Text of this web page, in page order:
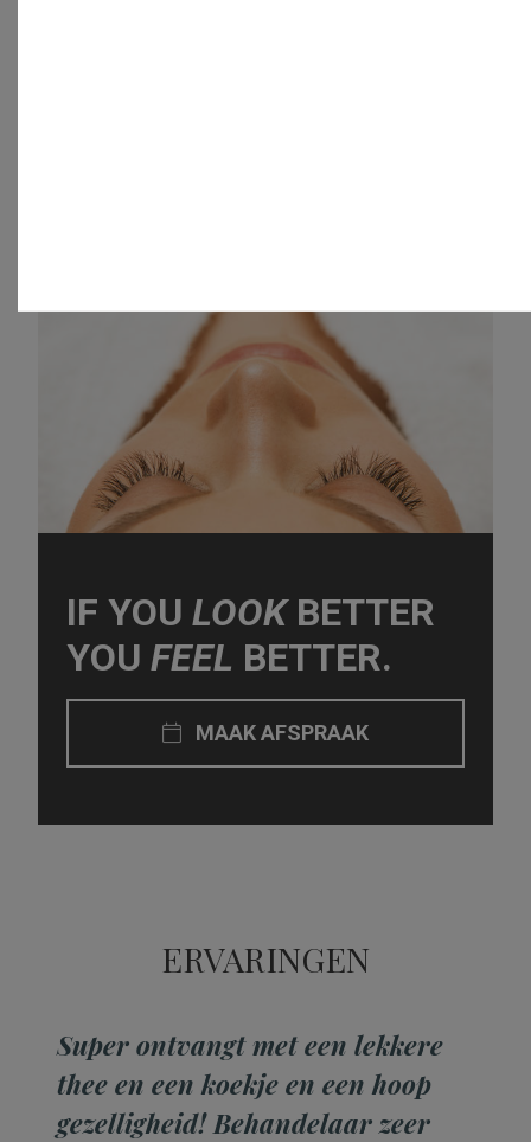
IF YOU LOOKBETTER
YOU FEEL BETTER.
MAAK AFSPRAAK
ERVARINGEN
Super ontvangt met een lekkere
thee en een koekje en een hoop
gezelligheid! Behandelaar zeer